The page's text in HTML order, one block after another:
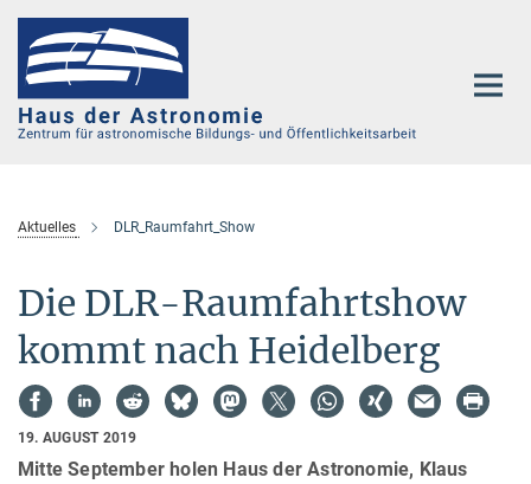
Hauptinhalt
Aktuelles DLR_Raumfahrt_Show
Die DLR-Raumfahrtshow
kommt nach Heidelberg
19. AUGUST 2019
Mitte September holen Haus der Astronomie, Klaus